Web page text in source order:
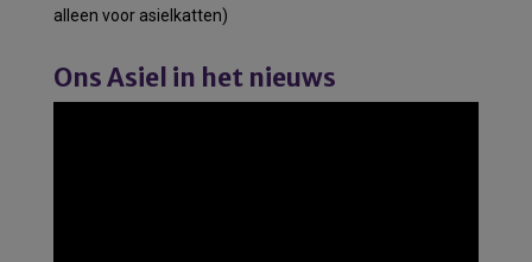
alleen voor asielkatten)
Ons Asiel in het nieuws